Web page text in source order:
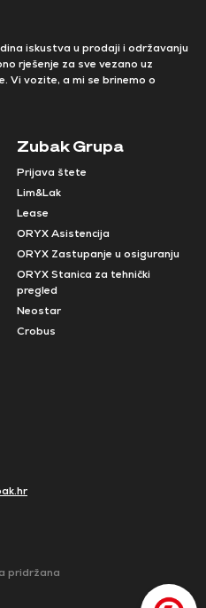
iskustva u prodaji i održavanju
rješenje za sve vezano uz
Vi vozite, a mi se brinemo o
Zubak Grupa
Prijava štete
Lim&Lak
Lease
ORYX Asistencija
ORYX Zastupanje u osiguranju
ORYX Stanica za tehnički
pregled
Neostar
Crobus
pridržana